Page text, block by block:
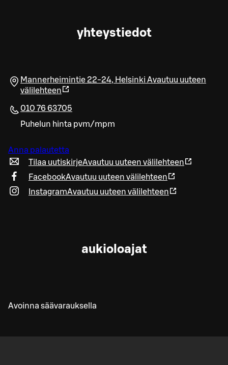
yhteystiedot
Mannerheimintie 22-24, Helsinki Avautuu uuteen
välilehteen
010 76 63705
Puhelun hinta pvm/mpm
Anna palautetta
Tilaa uutiskirjeAvautuu uuteen välilehteen
FacebookAvautuu uuteen välilehteen
InstagramAvautuu uuteen välilehteen
aukioloajat
Avoinna säävarauksella